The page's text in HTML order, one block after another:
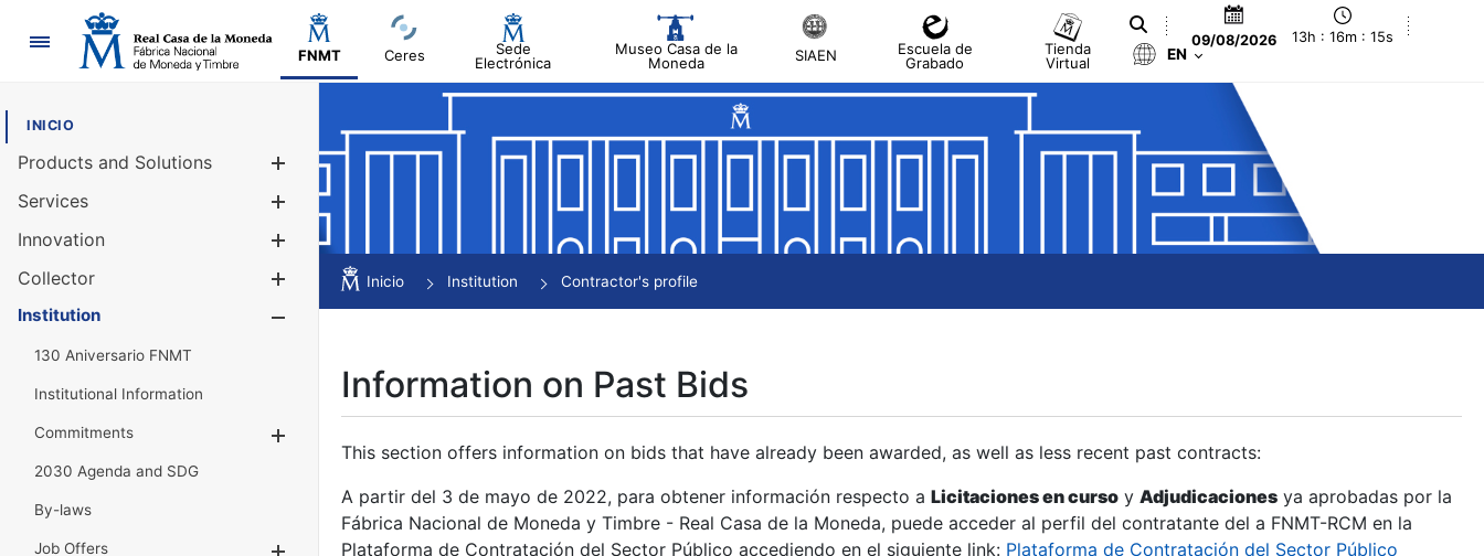
Navigation
FNMT Ceres
Sede
Electrónica
Museo Casa de la
Moneda
SIAEN
Escuela de
Grabado
Tienda
Virtual
09/08/2026 13h : 16m : 16s
EN
INICIO
Products and Solutions
Services
Innovation
Collector
Show/Hide
Institution
130 Aniversario FNMT
Institutional Information
Commitments
2030 Agenda and SDG
By-laws
Job Offers
Show/Hide
Inicio Institution Contractor's profile
Information on Past Bids
This section offers information on bids that have already been awarded, as well as less recent past contracts:
A partir del 3 de mayo de 2022, para obtener información respecto a Licitaciones en curso y Adjudicaciones ya aprobadas por la
Fábrica Nacional de Moneda y Timbre - Real Casa de la Moneda, puede acceder al perfil del contratante del a FNMT-RCM en la
Plataforma de Contratación del Sector Público accediendo en el siguiente link: Plataforma de Contratación del Sector Público